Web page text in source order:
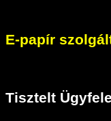
E-papír
Tisztelt